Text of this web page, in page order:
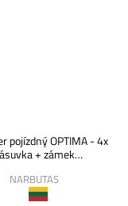
pojízdný OPTIMA - 4x
+ zámek
NARBUTAS